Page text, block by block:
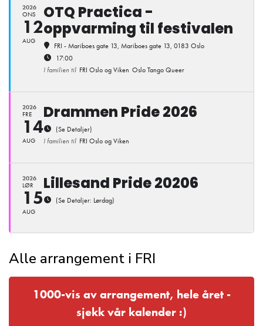
2026
ONS
12
AUG
OTQ Practica -
oppvarming til festivalen
FRI - Mariboes gate 13, Mariboes gate 13, 0183 Oslo
17:00
I familien til FRI Oslo og Viken Oslo Tango Queer
2026
FRE
14
AUG
Drammen Pride 2026
(Se Detaljer)
I familien til FRI Oslo og Viken
2026
LØR
15
AUG
Lillesand Pride 20206
(Se Detaljer: Lørdag)
Alle arrangement i FRI
1000-vis av arrangement, hele året -
sjekk vår kalender :)